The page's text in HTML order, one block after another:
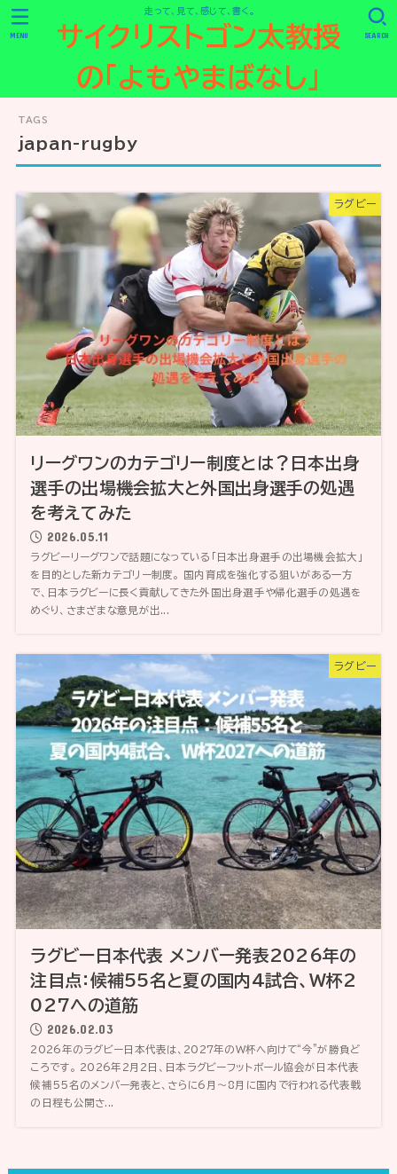
走って、見て、感じて、書く。
サイクリストゴン太教授
の「よもやまばなし」
SEARCH
MENU
japan-rugby
ラグビー
リーグワンのカテゴリー制度とは？日本出身
選手の出場機会拡大と外国出身選手の処遇
を考えてみた
2026.05.11
ラグビーリーグワンで話題になっている「日本出身選手の出場機会拡大」
を目的とした新カテゴリー制度。 国内育成を強化する狙いがある一方
で、日本ラグビーに長く貢献してきた外国出身選手や帰化選手の処遇を
めぐり、さまざまな意見が出...
ラグビー
ラグビー日本代表 メンバー発表2026年の
注目点：候補55名と夏の国内4試合、W杯2
027への道筋
2026.02.03
2026年のラグビー日本代表は、2027年のW杯へ向けて“今”が勝負ど
ころです。 2026年2月2日、日本ラグビーフットボール協会が日本代表
候補55名のメンバー発表と、さらに6月〜8月に国内で行われる代表戦
の日程も公開さ...